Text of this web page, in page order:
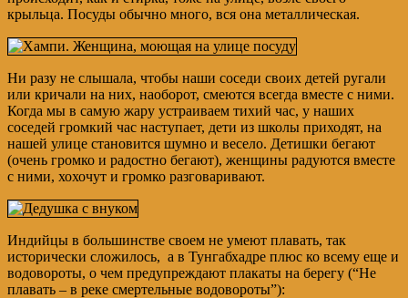
крыльца. Посуды обычно много, вся она металлическая.
Ни разу не слышала, чтобы наши соседи своих детей ругали
или кричали на них, наоборот, смеются всегда вместе с ними.
Когда мы в самую жару устраиваем тихий час, у наших
соседей громкий час наступает, дети из школы приходят, на
нашей улице становится шумно и весело. Детишки бегают
(очень громко и радостно бегают), женщины радуются вместе
с ними, хохочут и громко разговаривают.
Индийцы в большинстве своем не умеют плавать, так
исторически сложилось, а в Тунгабхадре плюс ко всему еще и
водовороты, о чем предупреждают плакаты на берегу (“Не
плавать – в реке смертельные водовороты”):